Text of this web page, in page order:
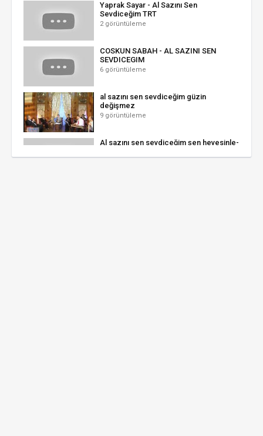
Yaprak Sayar - Al Sazını Sen
Sevdiceğim TRT
2 görüntüleme
COSKUN SABAH - AL SAZINI SEN
SEVDICEGIM
6 görüntüleme
al sazını sen sevdiceğim güzin
değişmez
9 görüntüleme
Al sazını sen sevdiceğim şen hevesinle-
İSPİRLİ(Gazelli)